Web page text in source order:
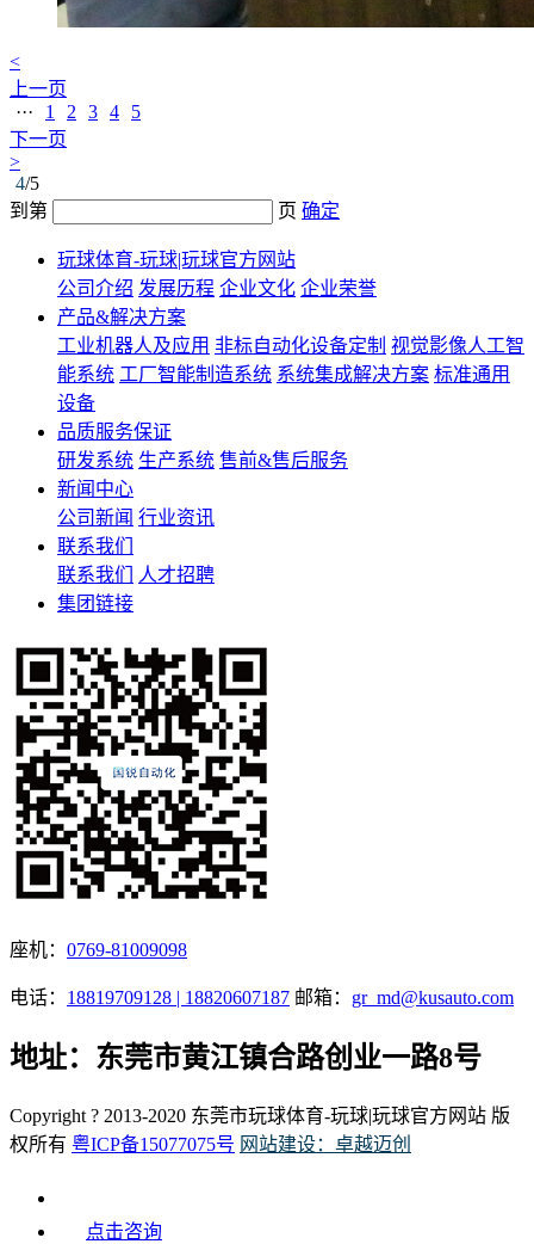
<
上一页
···
1 2 3 4
5
下一页
>
4/5
到第
页 确定
玩球体育-玩球|玩球官方网站
公司介绍 发展历程 企业文化 企业荣誉
产品&解决方案
工业机器人及应用 非标自动化设备定制 视觉影像人工智
能系统 工厂智能制造系统 系统集成解决方案 标准通用
设备
品质服务保证
研发系统 生产系统 售前&售后服务
新闻中心
公司新闻 行业资讯
联系我们
联系我们
人才招聘
集团链接
座机： 0769-81009098
电话： 18819709128 | 18820607187 邮箱： gr_md@kusauto.com
地址：东莞市黄江镇合路创业一路8号
Copyright ? 2013-2020 东莞市玩球体育-玩球|玩球官方网站 版
权所有 粤ICP备15077075号 网站建设：卓越迈创
点击咨询